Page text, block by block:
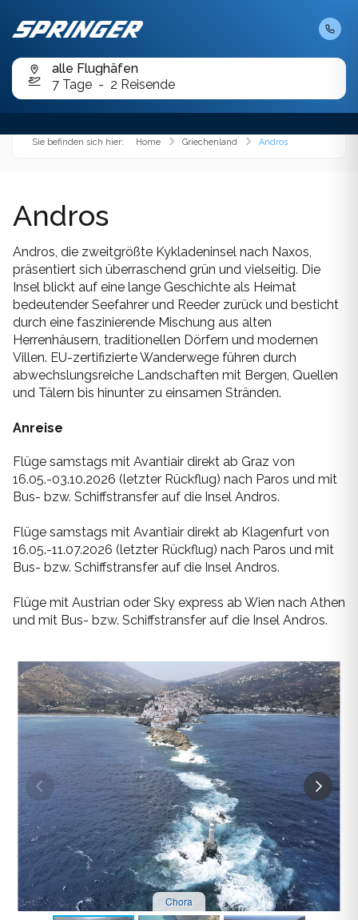
Cookies helfen uns bei der Erbringung unserer
Dienste. Durch die Nutzung unserer Angebote
erklären Sie sich mit dem Setzen von Cookies
einverstanden.
Karibik
Kroatien
Mauritius
Malediven
Orient
Österreich
Portugal
Slowenien
Spanien
Thailand
Zypern
Chios
Folegandros
Karpathos
Korfu
Koufonissi
Lemnos
Milos
Mykonos
Patmos
Santorin
Sifnos
Skiathos
Skopelos
Syros
Thassos
Tinos
Hochzeit
Villen
alle Flughäfen
7 Tage
2 Reisende
Sie befinden sich hier: Home Griechenland Andros
Andros
Andros, die zweitgrößte Kykladeninsel nach Naxos,
präsentiert sich überraschend grün und vielseitig. Die
Insel blickt auf eine lange Geschichte als Heimat
bedeutender Seefahrer und Reeder zurück und besticht
durch eine faszinierende Mischung aus alten
Herrenhäusern, traditionellen Dörfern und modernen
Villen. EU-zertifizierte Wanderwege führen durch
abwechslungsreiche Landschaften mit Bergen, Quellen
und Tälern bis hinunter zu einsamen Stränden.
Anreise
Flüge samstags mit Avantiair direkt ab Graz von
16.05.-03.10.2026 (letzter Rückflug) nach Paros und mit
Bus- bzw. Schiffstransfer auf die Insel Andros.
Flüge samstags mit Avantiair direkt ab Klagenfurt von
16.05.-11.07.2026 (letzter Rückflug) nach Paros und mit
Bus- bzw. Schiffstransfer auf die Insel Andros.
Flüge mit Austrian oder Sky express ab Wien nach Athen
und mit Bus- bzw. Schiffstransfer auf die Insel Andros.
Chora